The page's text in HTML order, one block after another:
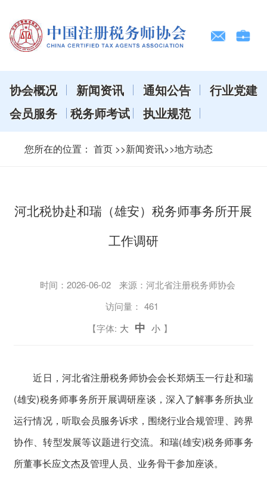
协会概况 新闻资讯 通知公告
行业党建
会员服务
税务师考试 执业规范
您所在的位置： 首页 >>新闻资讯>>地方动态
河北税协赴和瑞（雄安）税务师事务所开展
工作调研
时间： 2026-06-02
来源：河北省注册税务师协会
访问量： 461
【字体: 大 中 小 】
近日，河北省注册税务师协会会长郑炳玉一行赴和瑞
(雄安)税务师事务所开展调研座谈，深入了解事务所执业
运行情况，听取会员服务诉求，围绕行业合规管理、跨界
协作、转型发展等议题进行交流。和瑞(雄安)税务师事务
所董事长应文杰及管理人员、业务骨干参加座谈。